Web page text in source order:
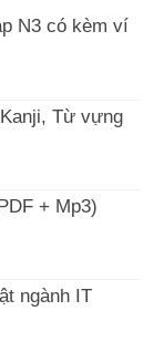
N3 có kèm ví
Từ vựng
+ Mp3)
ngành IT